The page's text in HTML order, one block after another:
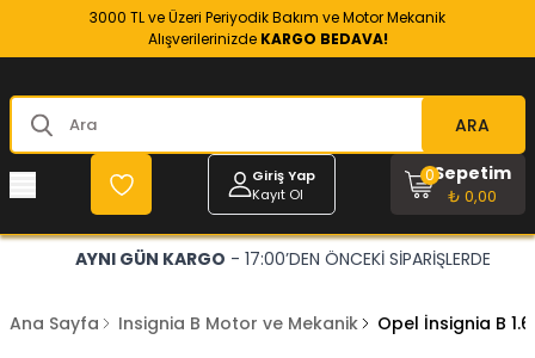
3000 TL ve Üzeri Periyodik Bakım ve Motor Mekanik
Alışverilerinizde KARGO BEDAVA!
ARA
Giriş Yap
Kayıt Ol
Sepetim
₺ 0,00
0
AYNI GÜN KARGO - 17:00’DEN ÖNCEKİ SİPARİŞLERDE
Ana Sayfa Insignia B Motor ve Mekanik Opel İnsignia B